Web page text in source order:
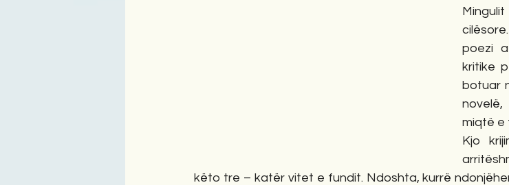
poezi
kritike
botuar
miqtë e
Kjo
këto tre – katër vitet e fundit. Ndoshta, kurrë